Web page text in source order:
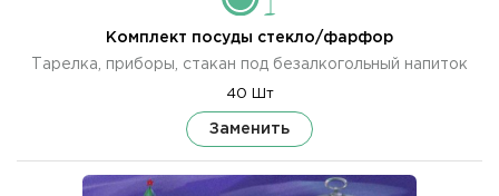
Комплект посуды стекло/фарфор
Тарелка, приборы, стакан под безалкогольный напиток
40 Шт
Заменить